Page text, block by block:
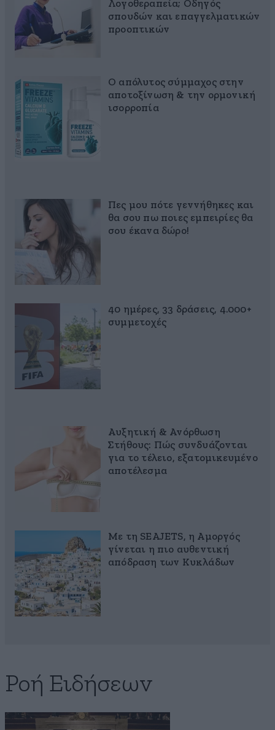
Λογοθεραπεία; Οδηγός
σπουδών και επαγγελματικών
προοπτικών
Ο απόλυτος σύμμαχος στην
αποτοξίνωση & την ορμονική
ισορροπία
Πες μου πότε γεννήθηκες και
θα σου πω ποιες εμπειρίες θα
σου έκανα δώρο!
40 ημέρες, 33 δράσεις, 4.000+
συμμετοχές
Αυξητική & Ανόρθωση
Στήθους: Πώς συνδυάζονται
για το τέλειο, εξατομικευμένο
αποτέλεσμα
Με τη SEAJETS, η Αμοργός
γίνεται η πιο αυθεντική
απόδραση των Κυκλάδων
Ροή Ειδήσεων